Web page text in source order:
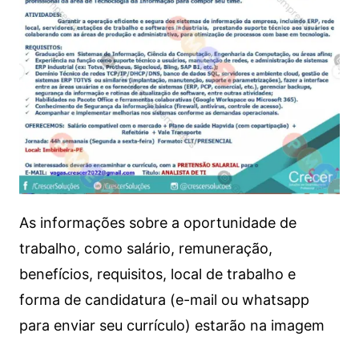
As informações sobre a oportunidade de
trabalho, como salário, remuneração,
benefícios, requisitos, local de trabalho e
forma de candidatura (e-mail ou whatsapp
para enviar seu currículo) estarão na imagem